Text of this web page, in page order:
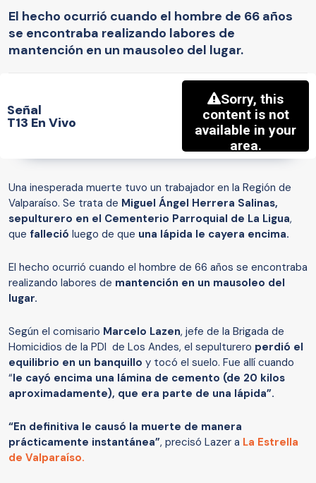
El hecho ocurrió cuando el hombre de 66 años
se encontraba realizando labores de
mantención en un mausoleo del lugar.
Señal
T13 En Vivo
Una inesperada muerte tuvo un trabajador en la Región de
Valparaíso. Se trata de Miguel Ángel Herrera Salinas,
sepulturero en el Cementerio Parroquial de La Ligua,
que falleció luego de que una lápida le cayera encima.
El hecho ocurrió cuando el hombre de 66 años se encontraba
realizando labores de mantención en un mausoleo del
lugar.
Según el comisario Marcelo Lazen, jefe de la Brigada de
Homicidios de la PDI de Los Andes, el sepulturero perdió el
equilibrio en un banquillo y tocó el suelo. Fue allí cuando
“le cayó encima una lámina de cemento (de 20 kilos
aproximadamente), que era parte de una lápida”.
“En definitiva le causó la muerte de manera
prácticamente instantánea”, precisó Lazer a La Estrella
de Valparaíso.